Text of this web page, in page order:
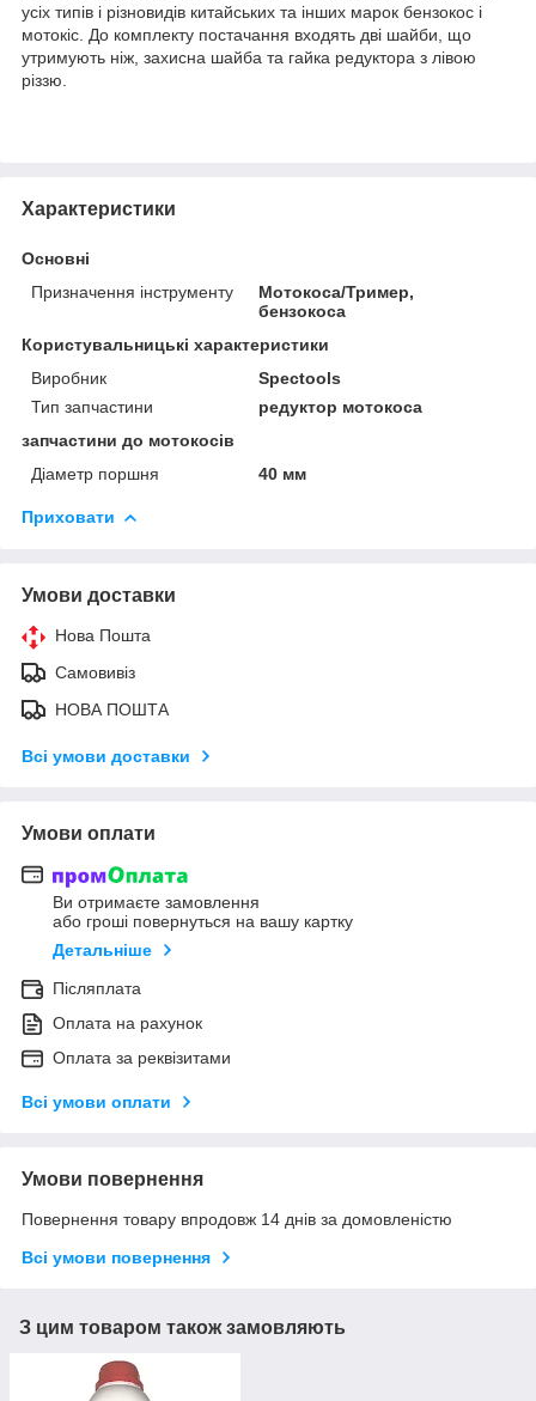
усіх типів і різновидів китайських та інших марок бензокос і
мотокіс. До комплекту постачання входять дві шайби, що
утримують ніж, захисна шайба та гайка редуктора з лівою
різзю.
Характеристики
Основні
Призначення інструменту
Мотокоса/Тример,
бензокоса
Користувальницькі характеристики
Виробник
Spectools
Тип запчастини
редуктор мотокоса
запчастини до мотокосів
Діаметр поршня
40 мм
Приховати
Умови доставки
Нова Пошта
Самовивіз
НОВА ПОШТА
Всі умови доставки
Умови оплати
Ви отримаєте замовлення
або гроші повернуться на вашу картку
Детальніше
Післяплата
Оплата на рахунок
Оплата за реквізитами
Всі умови оплати
Умови повернення
Повернення товару впродовж 14 днів за домовленістю
Всі умови повернення
З цим товаром також замовляють